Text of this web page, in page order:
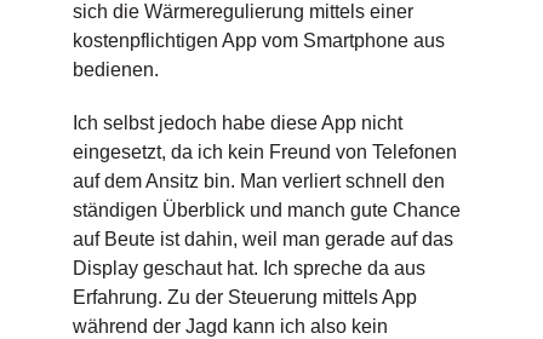
sich die Wärmeregulierung mittels einer
kostenpflichtigen App vom Smartphone aus
bedienen.
Ich selbst jedoch habe diese App nicht
eingesetzt, da ich kein Freund von Telefonen
auf dem Ansitz bin. Man verliert schnell den
ständigen Überblick und manch gute Chance
auf Beute ist dahin, weil man gerade auf das
Display geschaut hat. Ich spreche da aus
Erfahrung. Zu der Steuerung mittels App
während der Jagd kann ich also kein